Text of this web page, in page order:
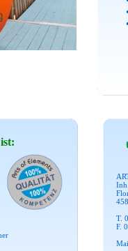
T.
F.